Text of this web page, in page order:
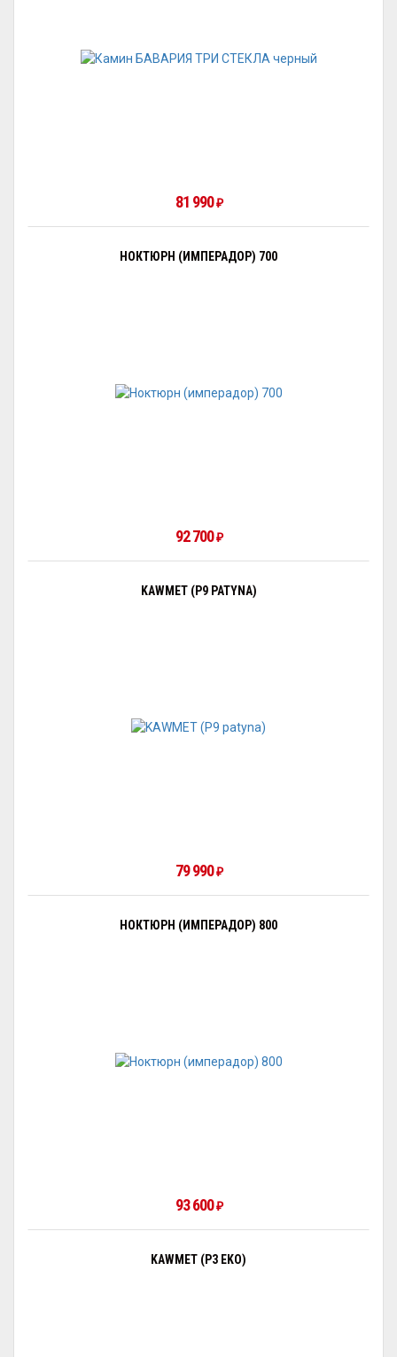
81 990₽
НОКТЮРН (ИМПЕРАДОР) 700
92 700₽
KAWMET (P9 PATYNA)
79 990₽
НОКТЮРН (ИМПЕРАДОР) 800
93 600₽
KAWMET (P3 EKO)